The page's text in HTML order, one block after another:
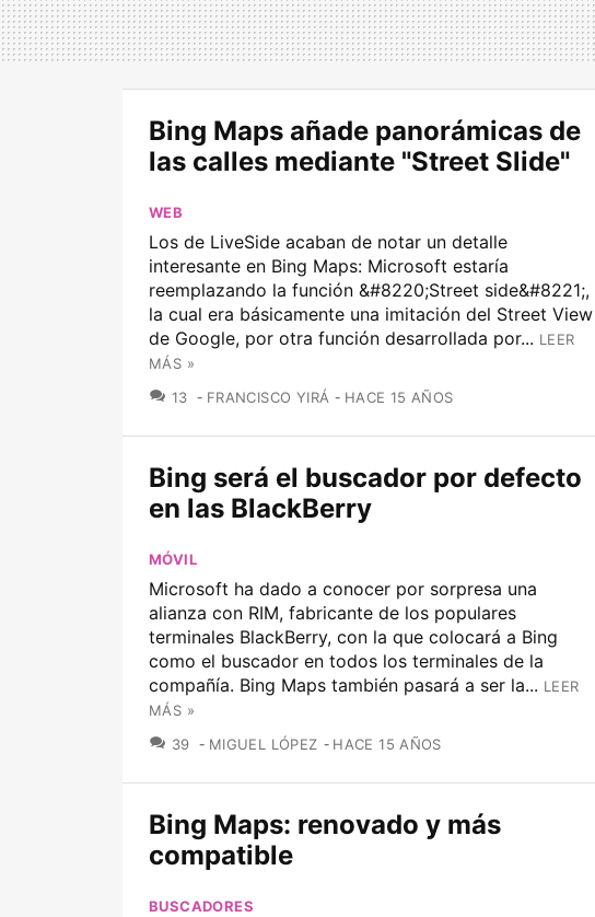
Bing Maps añade panorámicas de
las calles mediante "Street Slide"
WEB
Los de LiveSide acaban de notar un detalle
interesante en Bing Maps: Microsoft estaría
reemplazando la función &#8220;Street side&#8221;,
la cual era básicamente una imitación del Street View
de Google, por otra función desarrollada por... LEER
MÁS »
13 COMENTARIOS
FRANCISCO YIRÁ HACE 15 AÑOS
Bing será el buscador por defecto
en las BlackBerry
MÓVIL
Microsoft ha dado a conocer por sorpresa una
alianza con RIM, fabricante de los populares
terminales BlackBerry, con la que colocará a Bing
como el buscador en todos los terminales de la
compañía. Bing Maps también pasará a ser la... LEER
MÁS »
39 COMENTARIOS
MIGUEL LÓPEZ HACE 15 AÑOS
Bing Maps: renovado y más
compatible
BUSCADORES